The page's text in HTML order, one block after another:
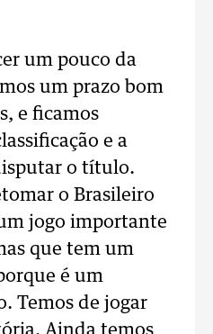
um pouco da
um prazo bom
e ficamos
e a
o título.
o Brasileiro
jogo importante
que tem um
é um
Temos de jogar
Ainda temos